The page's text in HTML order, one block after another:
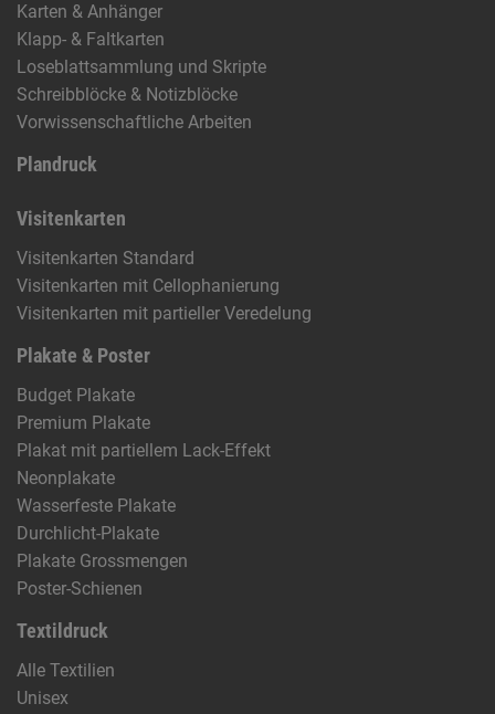
Karten & Anhänger
Klapp- & Faltkarten
Loseblattsammlung und Skripte
Schreibblöcke & Notizblöcke
Vorwissenschaftliche Arbeiten
Plandruck
Visitenkarten
Visitenkarten Standard
Visitenkarten mit Cellophanierung
Visitenkarten mit partieller Veredelung
Plakate & Poster
Budget Plakate
Premium Plakate
Plakat mit partiellem Lack-Effekt
Neonplakate
Wasserfeste Plakate
Durchlicht-Plakate
Plakate Grossmengen
Poster-Schienen
Textildruck
Alle Textilien
Unisex